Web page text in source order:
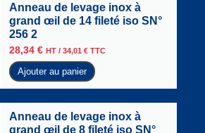
Anneau de levage inox à
grand œil de 14 fileté iso SN°
256 2
28,34 € HT / 34,01 € TTC
Ajouter au panier
Anneau de levage inox à
grand œil de 8 fileté iso SN°